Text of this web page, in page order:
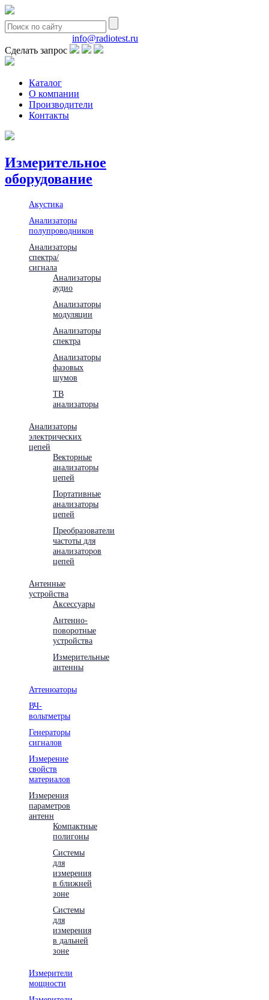
info@radiotest.ru
Сделать запрос
Каталог
О компании
Производители
Контакты
Измерительное
оборудование
Акустика
Анализаторы
полупроводников
Анализаторы
спектра/
сигнала
Анализаторы
аудио
Анализаторы
модуляции
Анализаторы
спектра
Анализаторы
фазовых
шумов
ТВ
анализаторы
Анализаторы
электрических
цепей
Векторные
анализаторы
цепей
Портативные
анализаторы
цепей
Преобразователи
частоты для
анализаторов
цепей
Антенные
устройства
Аксессуары
Антенно-
поворотные
устройства
Измерительные
антенны
Аттенюаторы
ВЧ-
вольтметры
Генераторы
сигналов
Измерение
свойств
материалов
Измерения
параметров
антенн
Компактные
полигоны
Системы
для
измерения
в ближней
зоне
Системы
для
измерения
в дальней
зоне
Измерители
мощности